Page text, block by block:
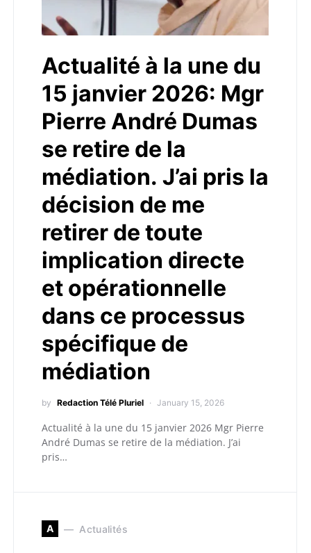
Actualité à la une du
15 janvier 2026: Mgr
Pierre André Dumas
se retire de la
médiation. J’ai pris la
décision de me
retirer de toute
implication directe
et opérationnelle
dans ce processus
spécifique de
médiation
by Redaction Télé Pluriel January 15, 2026
Actualité à la une du 15 janvier 2026 Mgr Pierre
André Dumas se retire de la médiation. J’ai
pris…
A Actualités